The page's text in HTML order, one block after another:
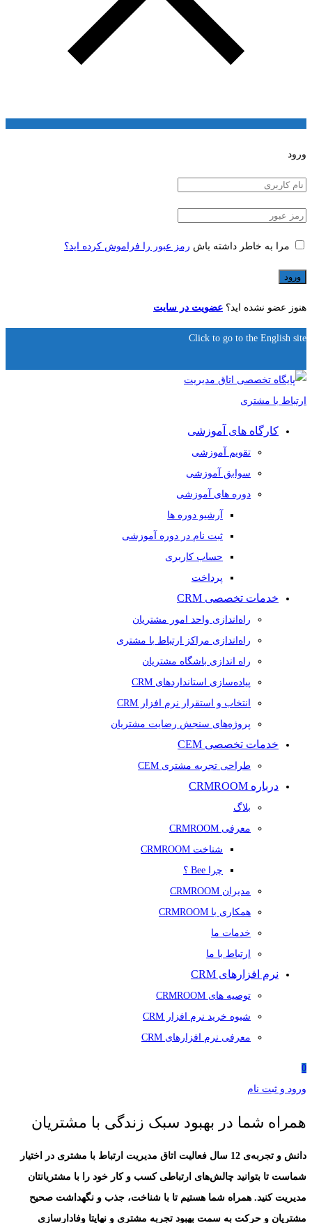
ورود
مرا به خاطر داشته باش رمز عبور را فراموش کرده اید؟
هنوز عضو نشده اید؟ عضویت در سایت
Click to go to the English site
کارگاه های آموزشی
تقویم آموزشی
سوابق آموزشی
دوره های آموزشی
آرشیو دوره ها
ثبت نام در دوره آموزشی
حساب کاربری
پرداخت
خدمات تخصصی CRM
راه‌اندازی واحد امور مشتریان
راه‌اندازی مراکز ارتباط با مشتری
راه اندازی باشگاه مشتریان
پیاده‌سازی استانداردهای CRM
انتخاب و استقرار نرم افزار CRM
پروژه‌های سنجش رضایت مشتریان
خدمات تخصصی CEM
طراحی تجربه مشتری CEM
درباره CRMROOM
بلاگ
معرفی CRMROOM
شناخت CRMROOM
چرا Bee ؟
مدیران CRMROOM
همکاری با CRMROOM
خدمات ما
ارتباط با ما
نرم افزارهای CRM
توصیه های CRMROOM
شیوه خرید نرم افزار CRM
معرفی نرم افزارهای CRM
0
ورود و ثبت نام
همراه شما در بهبود سبک زندگی با مشتریان
دانش و تجربه‎‌ی 12 سال فعالیت اتاق مدیریت ارتباط با مشتری در اختیار
شماست تا بتوانید چالش‌های ارتباطی کسب و کار خود را با مشتریانتان
مدیریت کنید. همراه شما هستیم تا با شناخت، جذب و نگهداشت صحیح
مشتریان و حرکت به سمت بهبود تجربه مشتری و نهایتا وفادارسازی